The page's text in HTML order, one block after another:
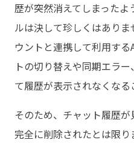
歴が突然消えてしまった
ルは決して珍しくはあり
ウントと連携して利用す
トの切り替えや同期エラ
て履歴が表示されなくなる
そのため、チャット履歴
完全に削除されたとは限